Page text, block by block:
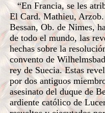
“En Francia, se les
El Card. Mathieu,
Bessan, Ob. de Nimes,
de todo el mundo, las
hechas sobre la
convento de
rey de Suecia. Estas
por dos antiguos
asesinato del duque de
ardiente católico de